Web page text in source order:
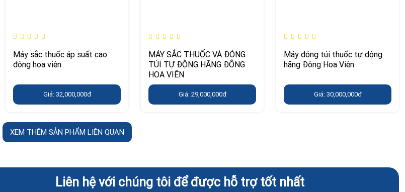
Máy sắc thuốc áp suất cao
đông hoa viên
Giá: 32,000,000đ
MÁY SẮC THUỐC VÀ ĐÓNG
TÚI TỰ ĐỘNG HÃNG ĐÔNG
HOA VIÊN
Giá: 29,000,000đ
Máy đóng túi thuốc tự động
hãng Đông Hoa Viên
Giá: 30,000,000đ
XEM THÊM SẢN PHẨM LIÊN QUAN
Liên hệ với chúng tôi để được hỗ trợ tốt nhất